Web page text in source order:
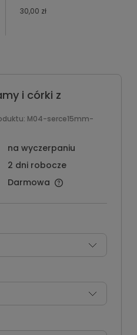
30,00 zł
i córki z
M04-serce15mm-
na wyczerpaniu
2 dni robocze
Darmowa